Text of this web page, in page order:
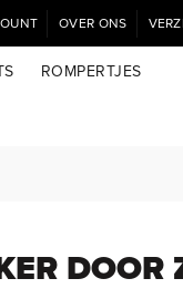
OVER ONS
ROMPERTJES
DOOR